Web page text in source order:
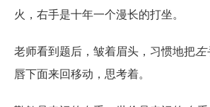
火，右手是十年一个漫长的打坐。
老师看到题后，皱着眉头，习惯地把左
唇下面来回移动，思考着。